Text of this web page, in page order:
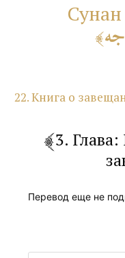
22. Книга о
3.
Перевод еще не